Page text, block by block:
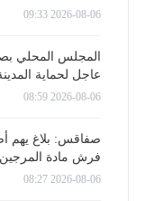
2026-08-06 09:33
المجلس المحلي
عاجل لحماية
2026-08-06 08:59
صفاقس: بلاغ يهم
فرش مادة المرجين
2026-08-06 08:27